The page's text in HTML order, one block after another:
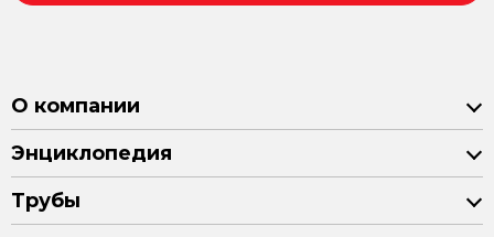
О компании
Энциклопедия
Трубы